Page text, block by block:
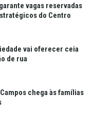
vagas reservadas
do Centro
vai oferecer ceia
de rua
chega às famílias